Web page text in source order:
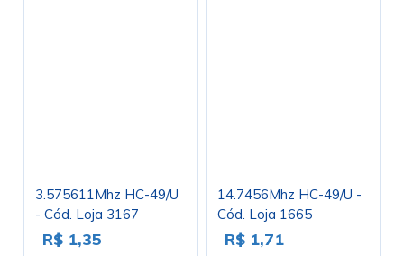
3.575611Mhz HC-49/U
- Cód. Loja 3167
R$ 1,35
14.7456Mhz HC-49/U -
Cód. Loja 1665
R$ 1,71